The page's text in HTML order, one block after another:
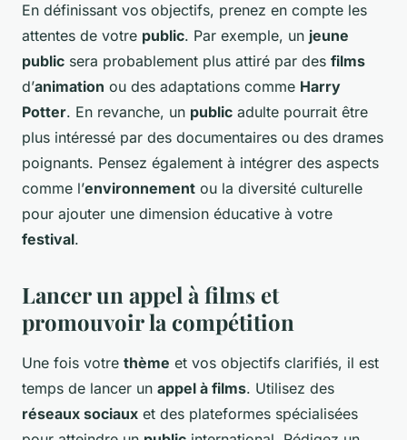
En définissant vos objectifs, prenez en compte les
attentes de votre public. Par exemple, un jeune
public sera probablement plus attiré par des films
d’animation ou des adaptations comme Harry
Potter. En revanche, un public adulte pourrait être
plus intéressé par des documentaires ou des drames
poignants. Pensez également à intégrer des aspects
comme l’environnement ou la diversité culturelle
pour ajouter une dimension éducative à votre
festival.
Lancer un appel à films et
promouvoir la compétition
Une fois votre thème et vos objectifs clarifiés, il est
temps de lancer un appel à films. Utilisez des
réseaux sociaux et des plateformes spécialisées